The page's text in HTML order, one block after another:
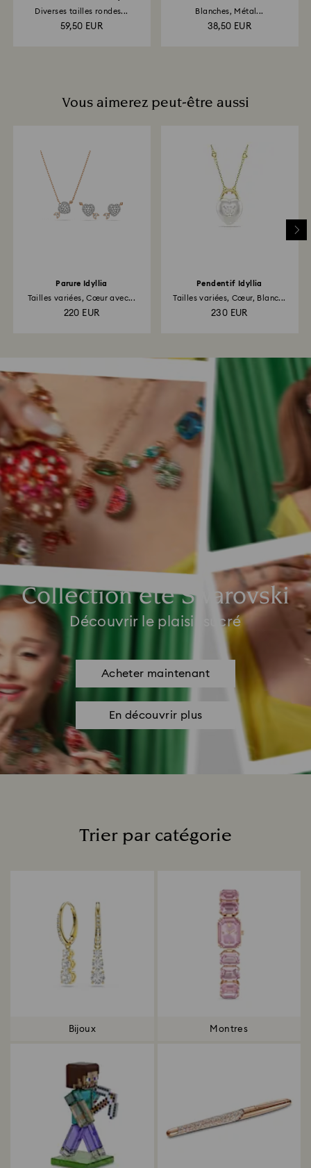
Diverses tailles rondes...
59,50 EUR
Blanches, Métal...
38,50 EUR
Vous aimerez peut-être aussi
Parure Idyllia
Tailles variées, Cœur avec...
220 EUR
Pendentif Idyllia
Tailles variées, Cœur, Blanc...
230 EUR
Collection été Swarovski
Découvrir le plaisir sucré
Acheter maintenant
En découvrir plus
Trier par catégorie
Bijoux Montres